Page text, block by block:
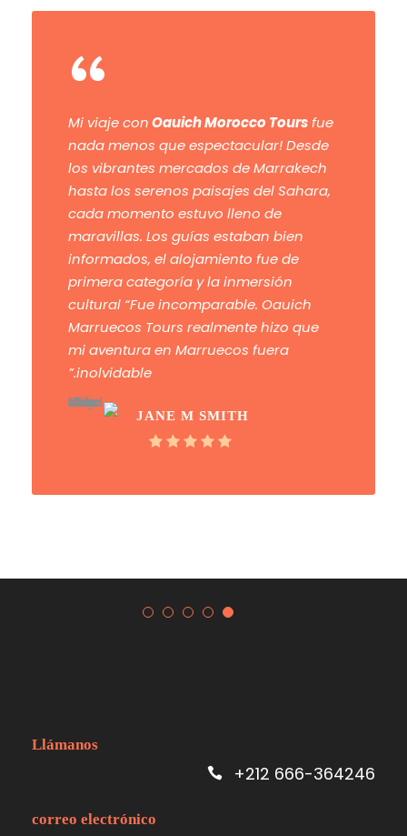
“
Mi viaje conOauich Morocco Toursfue
nada menos que espectacular! Desde
los vibrantes mercados de Marrakech
hasta los serenos paisajes del Sahara,
cada momento estuvo lleno de
maravillas. Los guías estaban bien
informados, el alojamiento fue de
primera categoría y la inmersión
cultural “Fue incomparable. Oauich
Marruecos Tours realmente hizo que
mi aventura en Marruecos fuera
inolvidable.”
JANE M SMITH
Llámanos
+212 666-364246
correo electrónico